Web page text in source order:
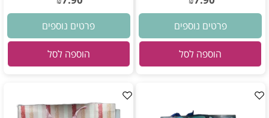
פרטים נוספים
הוספה לסל
פרטים נוספים
הוספה לסל